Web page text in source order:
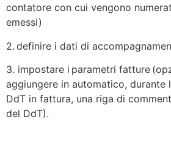
contatore con cui vengono
emessi)
2. definire i dati di
3. impostare i parametri fatture
aggiungere in automatico, durante
DdT in fattura, una riga di
del DdT).